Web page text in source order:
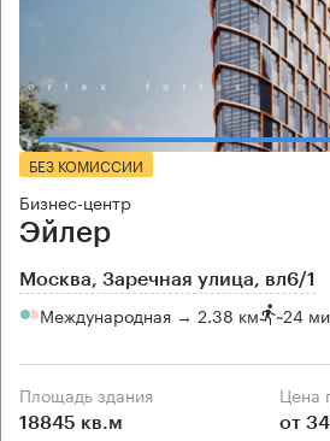
БЕЗ КОМИССИИ
Бизнес-центр
Эйлер
Москва, Заречная улица, вл6/1
Международная → 2.38 км ~24
Площадь здания
18845 кв.м от